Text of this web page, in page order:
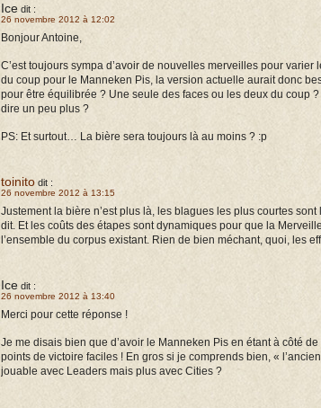
Ice dit :
26 novembre 2012 à 12:02
Bonjour Antoine,
C’est toujours sympa d’avoir de nouvelles merveilles pour varier
du coup pour le Manneken Pis, la version actuelle aurait donc
pour être équilibrée ? Une seule des faces ou les deux du coup
dire un peu plus ?
PS: Et surtout… La bière sera toujours là au moins ? :p
toinito dit :
26 novembre 2012 à 13:15
Justement la bière n’est plus là, les blagues les plus courtes
dit. Et les coûts des étapes sont dynamiques pour que la
l’ensemble du corpus existant. Rien de bien méchant, quoi, les
Ice dit :
26 novembre 2012 à 13:40
Merci pour cette réponse !
Je me disais bien que d’avoir le Manneken Pis en étant à côté
points de victoire faciles ! En gros si je comprends bien, «
jouable avec Leaders mais plus avec Cities ?